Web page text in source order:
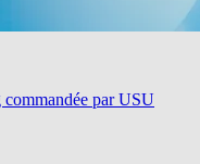
par USU